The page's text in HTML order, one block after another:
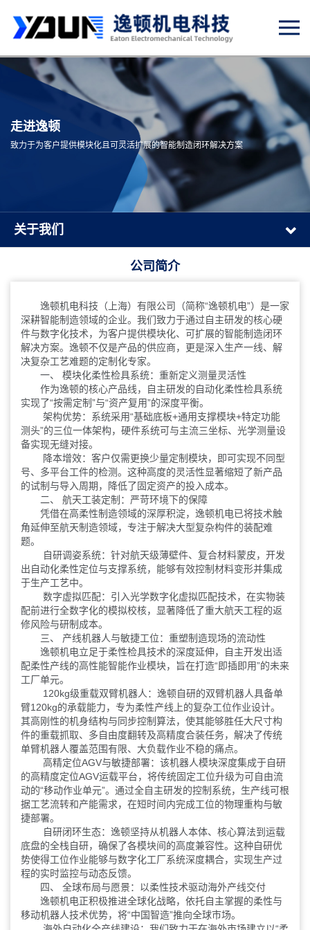
走进逸顿
致力于为客户提供模块化且可灵活扩展的智能制造闭环解决方案
关于我们
公司简介
逸顿机电科技（上海）有限公司（简称“逸顿机电”）是一家
深耕智能制造领域的企业。我们致力于通过自主研发的核心硬
件与数字化技术，为客户提供模块化、可扩展的智能制造闭环
解决方案。逸顿不仅是产品的供应商，更是深入生产一线、解
决复杂工艺难题的定制化专家。
一、 模块化柔性检具系统：重新定义测量灵活性
作为逸顿的核心产品线，自主研发的自动化柔性检具系统
实现了“按需定制”与“资产复用”的深度平衡。
架构优势：系统采用“基础底板+通用支撑模块+特定功能
测头”的三位一体架构，硬件系统可与主流三坐标、光学测量设
备实现无缝对接。
降本增效：客户仅需更换少量定制模块，即可实现不同型
号、多平台工件的检测。这种高度的灵活性显著缩短了新产品
的试制与导入周期，降低了固定资产的投入成本。
二、 航天工装定制：严苛环境下的保障
凭借在高柔性制造领域的深厚积淀，逸顿机电已将技术触
角延伸至航天制造领域，专注于解决大型复杂构件的装配难
题。
自研调姿系统：针对航天级薄壁件、复合材料蒙皮，开发
出自动化柔性定位与支撑系统，能够有效控制材料变形并集成
于生产工艺中。
数字虚拟匹配：引入光学数字化虚拟匹配技术，在实物装
配前进行全数字化的模拟校核，显著降低了重大航天工程的返
修风险与研制成本。
三、 产线机器人与敏捷工位：重塑制造现场的流动性
逸顿机电立足于柔性检具技术的深度延伸，自主开发出适
配柔性产线的高性能智能作业模块，旨在打造“即插即用”的未来
工厂单元。
120kg级重载双臂机器人：逸顿自研的双臂机器人具备单
臂120kg的承载能力，专为柔性产线上的复杂工位作业设计。
其高刚性的机身结构与同步控制算法，使其能够胜任大尺寸构
件的重载抓取、多自由度翻转及高精度合装任务，解决了传统
单臂机器人覆盖范围有限、大负载作业不稳的痛点。
高精定位AGV与敏捷部署：该机器人模块深度集成于自研
的高精度定位AGV运载平台，将传统固定工位升级为可自由流
动的“移动作业单元”。通过全自主研发的控制系统，生产线可根
据工艺流转和产能需求，在短时间内完成工位的物理重构与敏
捷部署。
自研闭环生态：逸顿坚持从机器人本体、核心算法到运载
底盘的全栈自研，确保了各模块间的高度兼容性。这种自研优
势使得工位作业能够与数字化工厂系统深度耦合，实现生产过
程的实时监控与动态反馈。
四、 全球布局与愿景：以柔性技术驱动海外产线交付
逸顿机电正积极推进全球化战略，依托自主掌握的柔性与
移动机器人技术优势，将“中国智造”推向全球市场。